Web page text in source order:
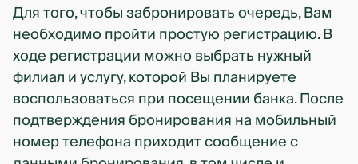
Для того, чтобы забронировать очередь, Вам
необходимо пройти простую регистрацию. В
ходе регистрации можно выбрать нужный
филиал и услугу, которой Вы планируете
воспользоваться при посещении банка. После
подтверждения бронирования на мобильный
номер телефона приходит сообщение с